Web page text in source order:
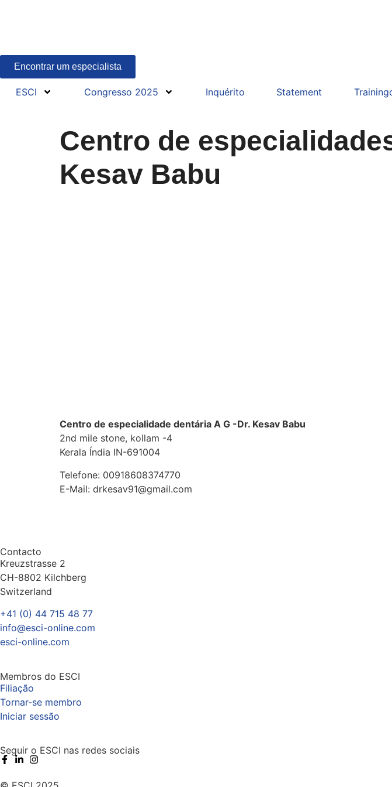
Encontrar um especialista
ESCI Congresso 2025 Inquérito Statement
Centro de
Kesav Babu
Centro de especialidade dentária A G -Dr. Kesav Babu
2nd mile stone, kollam -4
Kerala Índia IN-691004
Telefone: 00918608374770
E-Mail: drkesav91@gmail.com
Contacto
Kreuzstrasse 2
CH-8802 Kilchberg
Switzerland
+41 (0) 44 715 48 77
info@esci-online.com
esci-online.com
Membros do ESCI
Filiação
Tornar-se membro
Iniciar sessão
Seguir o ESCI nas redes sociais